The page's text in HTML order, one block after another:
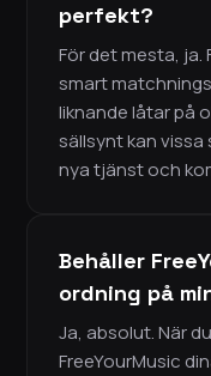
perfekt?
För det mesta, ja.
smart
liknande låtar på
sällsynt kan vissa
nya tjänst och
Behåller
ordning på
Ja, absolut. När
FreeYourMusic